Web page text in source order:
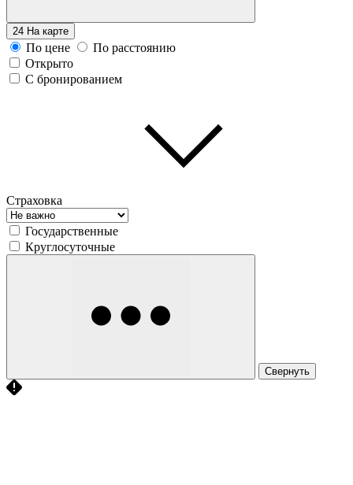
24 На карте
По цене
По расстоянию
Открыто
С бронированием
Страховка
Государственные
Круглосуточные
Свернуть